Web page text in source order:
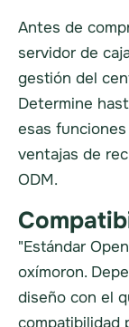
Antes de
servidor de
gestión del
Determine
esas
ventajas de
ODM.
"Estándar
oxímoron.
diseño con el
compatibilidad